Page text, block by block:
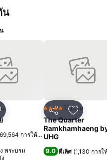
น
มในรายการโปรด
ม
การให้คะแนน)
พระบรม
แชร์ เพิ่มในรา
4 ดาว โรงแรม
The Quarter
Ramkhamhaeng
UHG
9.0 ดีเลิศ (1,130 การ